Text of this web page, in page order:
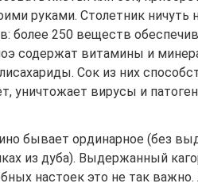
руками. Столетник ничуть
более 250 веществ
содержат витамины и
Сок из них
уничтожает вирусы и
бывает ординарное (без
из дуба). Выдержанный
настоек это не так